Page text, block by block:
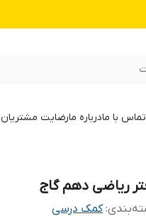
تماس با مادرباره مارضایت مشتریان
ریاضی دهم گاج
:کمک درسی